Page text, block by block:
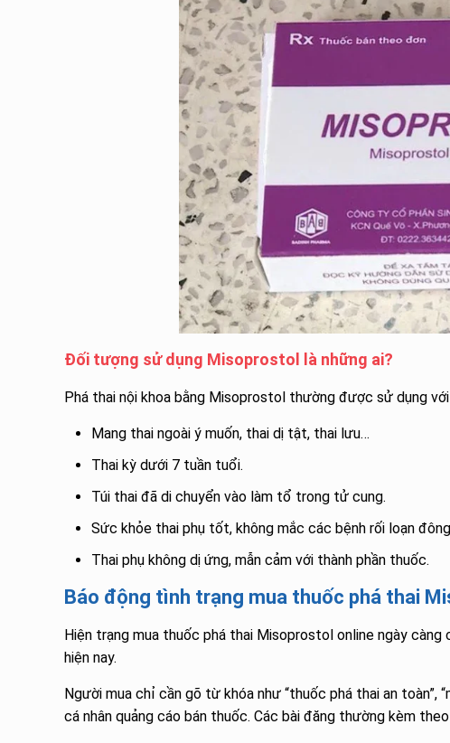
Đối tượng sử dụng Misoprostol là những ai?
Phá thai nội khoa bằng Misoprostol thường được sử dụng
Mang thai ngoài ý muốn, thai dị tật, thai lưu…
Thai kỳ dưới 7 tuần tuổi.
Túi thai đã di chuyển vào làm tổ trong tử cung.
Sức khỏe thai phụ tốt, không mắc các bệnh rối loạn
Thai phụ không dị ứng, mẫn cảm với thành phần thuốc.
Báo động tình trạng mua thuốc phá thai
Hiện trạng mua thuốc phá thai Misoprostol online ngày
hiện nay.
Người mua chỉ cần gõ từ khóa như “thuốc phá thai an
cá nhân quảng cáo bán thuốc. Các bài đăng thường kèm